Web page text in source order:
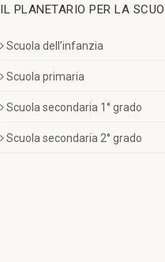
IL PLANETARIO PER LA
Scuola dell’infanzia
Scuola primaria
Scuola secondaria 1° grado
Scuola secondaria 2° grado